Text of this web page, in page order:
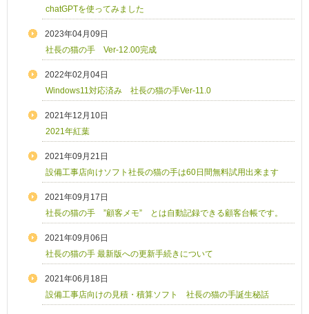
chatGPTを使ってみました
2023年04月09日
社長の猫の手 Ver-12.00完成
2022年02月04日
Windows11対応済み 社長の猫の手Ver-11.0
2021年12月10日
2021年紅葉
2021年09月21日
設備工事店向けソフト社長の猫の手は60日間無料試用出来ます
2021年09月17日
社長の猫の手 ”顧客メモ” とは自動記録できる顧客台帳です。
2021年09月06日
社長の猫の手 最新版への更新手続きについて
2021年06月18日
設備工事店向けの見積・積算ソフト 社長の猫の手誕生秘話